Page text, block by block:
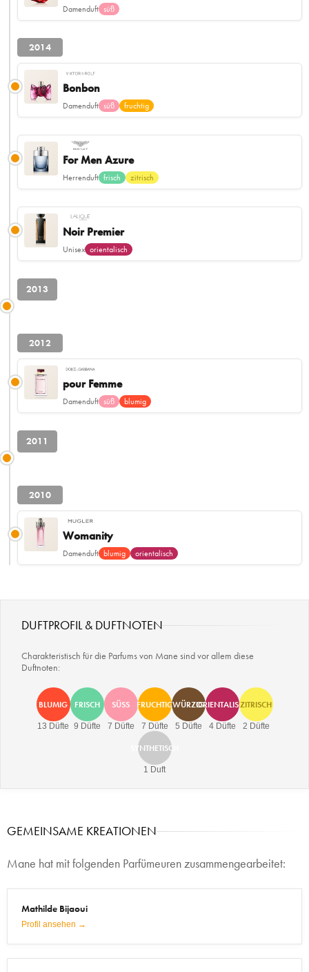
Damenduft süß
2014
Bonbon
Damenduft süß fruchtig
For Men Azure
Herrenduft frisch zitrisch
Noir Premier
Unisex orientalisch
2013
2012
pour Femme
Damenduft süß blumig
2011
2010
Womanity
Damenduft blumig orientalisch
DUFTPROFIL & DUFTNOTEN
Charakteristisch für die Parfums von Mane sind vor allem diese
Duftnoten:
BLUMIG
13 Düfte
FRISCH
9 Düfte
SÜSS
7 Düfte
FRUCHTIG
7 Düfte
WÜRZIG
5 Düfte
ORIENTALISCH
4 Düfte
ZITRISCH
2 Düfte
SYNTHETISCH
1 Duft
GEMEINSAME KREATIONEN
Mane hat mit folgenden Parfümeuren zusammengearbeitet:
Mathilde Bijaoui
Profil ansehen →